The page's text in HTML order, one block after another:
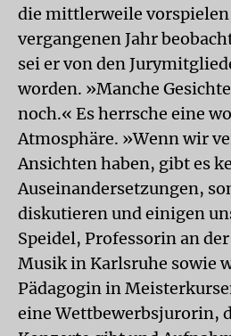
die mittlerweile
vergangenen Jahr
sei er von den
worden. »Manche
noch.« Es herrsche eine
Atmosphäre. »Wenn wir
Ansichten haben, gibt es
Auseinandersetzungen,
diskutieren und einigen
Speidel, Professorin an
Musik in Karlsruhe sowie
Pädagogin in
eine Wettbewerbsjurorin,